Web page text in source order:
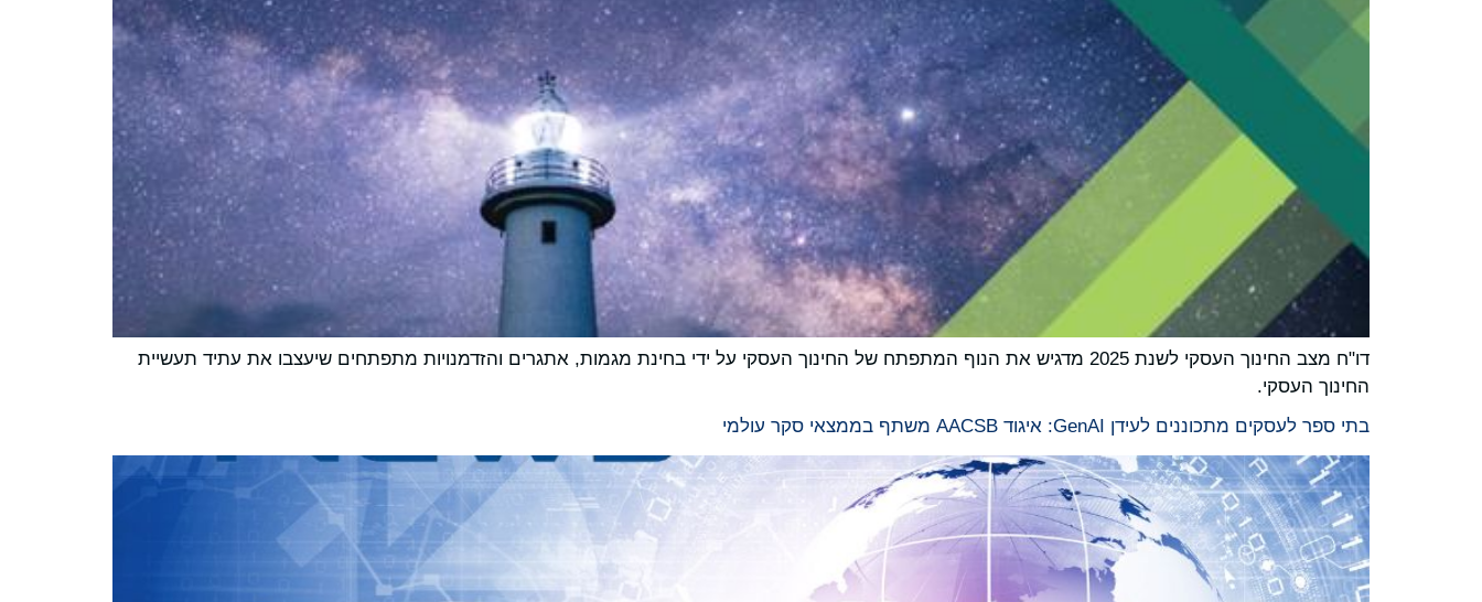
דו"ח מצב החינוך העסקי לשנת 2025 מדגיש את הנוף המתפתח של החינוך העסקי על ידי בחינת מגמות, אתגרים והזדמנויות מתפתחים שיעצבו את עתיד תעשיית
החינוך העסקי.
בתי ספר לעסקים מתכוננים לעידן GenAI: איגוד AACSB משתף בממצאי סקר עולמי